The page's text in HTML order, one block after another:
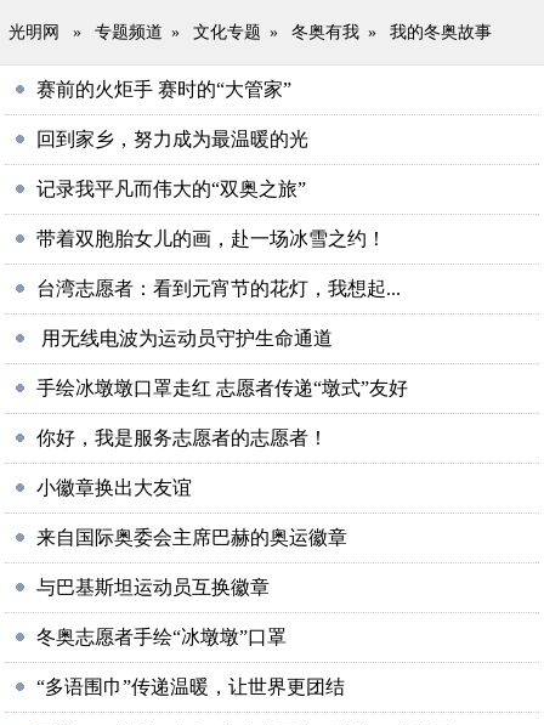
光明网 » 专题频道 » 文化专题 » 冬奥有我 » 我的冬奥故事
赛前的火炬手 赛时的“大管家”
回到家乡，努力成为最温暖的光
记录我平凡而伟大的“双奥之旅”
带着双胞胎女儿的画，赴一场冰雪之约！
台湾志愿者：看到元宵节的花灯，我想起...
用无线电波为运动员守护生命通道
手绘冰墩墩口罩走红 志愿者传递“墩式”友好
你好，我是服务志愿者的志愿者！
小徽章换出大友谊
来自国际奥委会主席巴赫的奥运徽章
与巴基斯坦运动员互换徽章
冬奥志愿者手绘“冰墩墩”口罩
“多语围巾”传递温暖，让世界更团结